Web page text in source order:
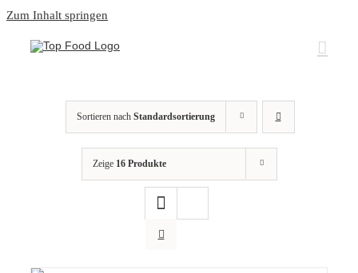
Zum Inhalt springen
Sortieren nach Standardsortierung
Zeige 16 Produkte